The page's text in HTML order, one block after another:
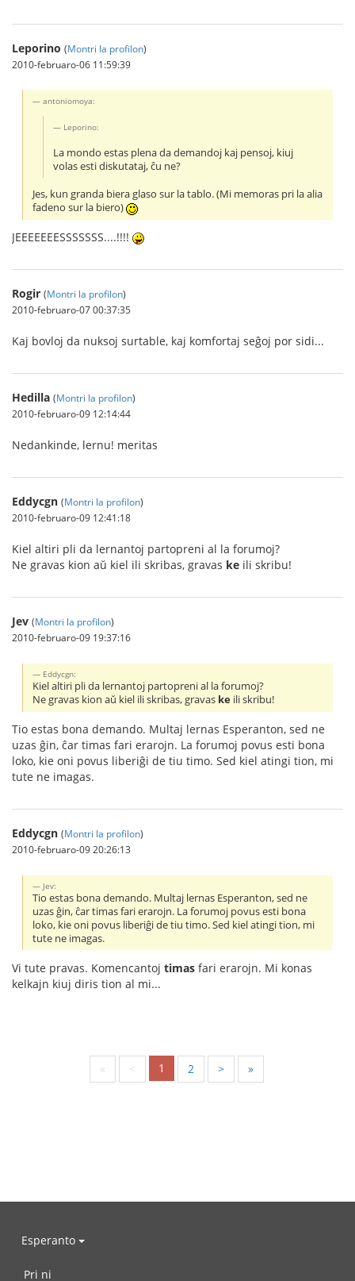
Leporino (Montri la profilon)
2010-februaro-06 11:59:39
antoniomoya:
Leporino:
La mondo estas plena da demandoj kaj pensoj, kiuj
volas esti diskutataj, ĉu ne?
Jes, kun granda biera glaso sur la tablo. (Mi memoras pri la alia
fadeno sur la biero)
JEEEEEEESSSSSSS....!!!!
Rogir (Montri la profilon)
2010-februaro-07 00:37:35
Kaj bovloj da nuksoj surtable, kaj komfortaj seĝoj por sidi...
Hedilla (Montri la profilon)
2010-februaro-09 12:14:44
Nedankinde, lernu! meritas
Eddycgn (Montri la profilon)
2010-februaro-09 12:41:18
Kiel altiri pli da lernantoj partopreni al la forumoj?
Ne gravas kion aŭ kiel ili skribas, gravas ke ili skribu!
Jev (Montri la profilon)
2010-februaro-09 19:37:16
Eddycgn:
Kiel altiri pli da lernantoj partopreni al la forumoj?
Ne gravas kion aŭ kiel ili skribas, gravas ke ili skribu!
Tio estas bona demando. Multaj lernas Esperanton, sed ne
uzas ĝin, ĉar timas fari erarojn. La forumoj povus esti bona
loko, kie oni povus liberiĝi de tiu timo. Sed kiel atingi tion, mi
tute ne imagas.
Eddycgn (Montri la profilon)
2010-februaro-09 20:26:13
Jev:
Tio estas bona demando. Multaj lernas Esperanton, sed ne
uzas ĝin, ĉar timas fari erarojn. La forumoj povus esti bona
loko, kie oni povus liberiĝi de tiu timo. Sed kiel atingi tion, mi
tute ne imagas.
Vi tute pravas. Komencantoj timas fari erarojn. Mi konas
kelkajn kiuj diris tion al mi...
« < 1 2 > »
Esperanto
Pri ni